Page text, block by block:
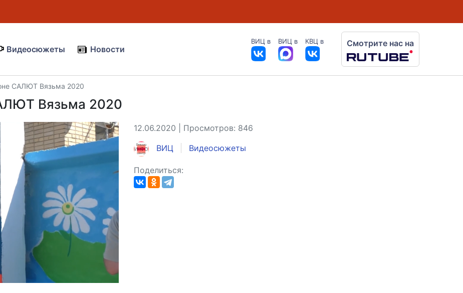
Видеосюжеты Новости
ВИЦ в ВИЦ в КВЦ в Смотрите нас на
САЛЮТ Вязьма 2020
Вязьма 2020
12.06.2020 | Просмотров: 846
ВИЦ Видеосюжеты
Поделиться: